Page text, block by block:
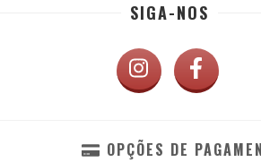
SIGA-NOS
OPÇÕES DE